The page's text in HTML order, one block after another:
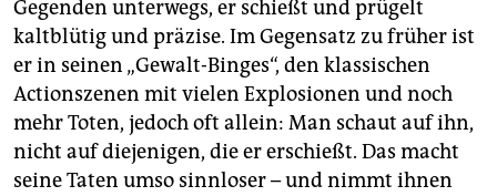
Gegenden unterwegs, er schießt und prügelt
kaltblütig und präzise. Im Gegensatz zu früher ist
er in seinen „Gewalt-Binges“, den klassischen
Actionszenen mit vielen Explosionen und noch
mehr Toten, jedoch oft allein: Man schaut auf ihn,
nicht auf diejenigen, die er erschießt. Das macht
seine Taten umso sinnloser – und nimmt ihnen